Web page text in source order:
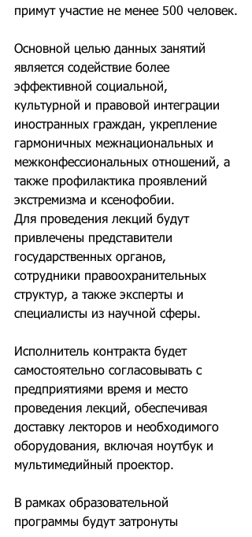
примут участие не менее 500 человек.
Основной целью данных занятий
является содействие более
эффективной социальной,
культурной и правовой интеграции
иностранных граждан, укрепление
гармоничных межнациональных и
межконфессиональных отношений, а
также профилактика проявлений
экстремизма и ксенофобии.
Для проведения лекций будут
привлечены представители
государственных органов,
сотрудники правоохранительных
структур, а также эксперты и
специалисты из научной сферы.
Исполнитель контракта будет
самостоятельно согласовывать с
предприятиями время и место
проведения лекций, обеспечивая
доставку лекторов и необходимого
оборудования, включая ноутбук и
мультимедийный проектор.
В рамках образовательной
программы будут затронуты